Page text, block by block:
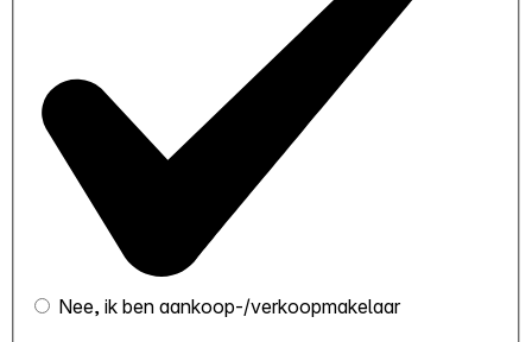
Nee, ik ben aankoop-/verkoopmakelaar